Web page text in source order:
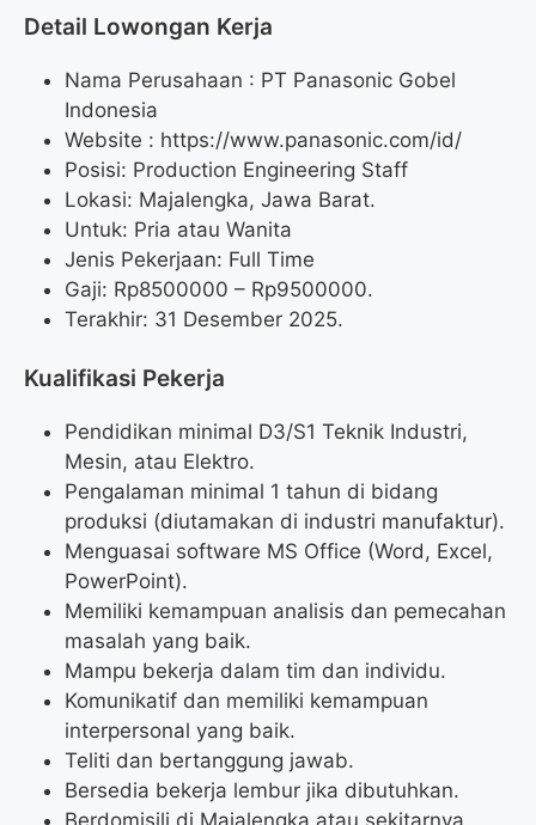
Detail Lowongan Kerja
Nama Perusahaan : PT Panasonic Gobel
Indonesia
Website : https://www.panasonic.com/id/
Posisi: Production Engineering Staff
Lokasi: Majalengka, Jawa Barat.
Untuk: Pria atau Wanita
Jenis Pekerjaan: Full Time
Gaji: Rp8500000 – Rp9500000.
Terakhir: 31 Desember 2025.
Kualifikasi Pekerja
Pendidikan minimal D3/S1 Teknik Industri,
Mesin, atau Elektro.
Pengalaman minimal 1 tahun di bidang
produksi (diutamakan di industri manufaktur).
Menguasai software MS Office (Word, Excel,
PowerPoint).
Memiliki kemampuan analisis dan pemecahan
masalah yang baik.
Mampu bekerja dalam tim dan individu.
Komunikatif dan memiliki kemampuan
interpersonal yang baik.
Teliti dan bertanggung jawab.
Bersedia bekerja lembur jika dibutuhkan.